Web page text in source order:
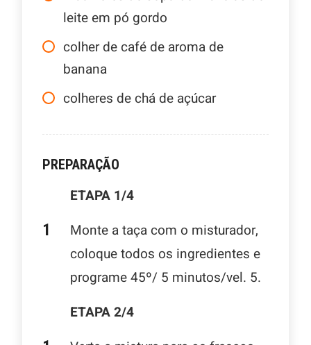
leite em pó gordo
colher de café de aroma de
banana
colheres de chá de açúcar
PREPARAÇÃO
ETAPA 1/4
Monte a taça com o misturador,
coloque todos os ingredientes e
programe 45º/ 5 minutos/vel. 5.
ETAPA 2/4